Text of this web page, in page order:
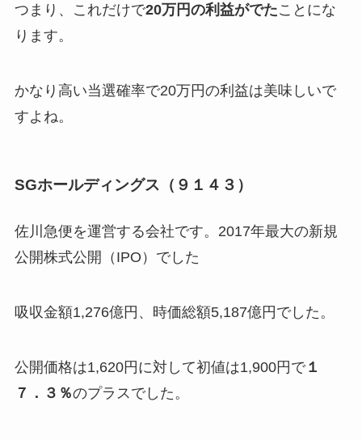
つまり、これだけで20万円の利益がでたことにな
ります。
かなり高い当選確率で20万円の利益は美味しいで
すよね。
SGホールディングス（９１４３）
佐川急便を運営する会社です。2017年最大の新規
公開株式公開（IPO）でした
吸収金額1,276億円、時価総額5,187億円でした。
公開価格は1,620円に対して初値は1,900円で１
７．３％のプラスでした。